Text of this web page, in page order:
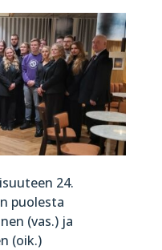
24.
puolesta
(vas.) ja
(oik.)